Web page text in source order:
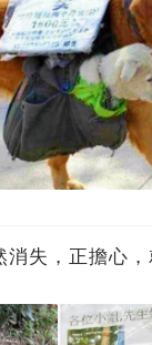
消失，正擔心